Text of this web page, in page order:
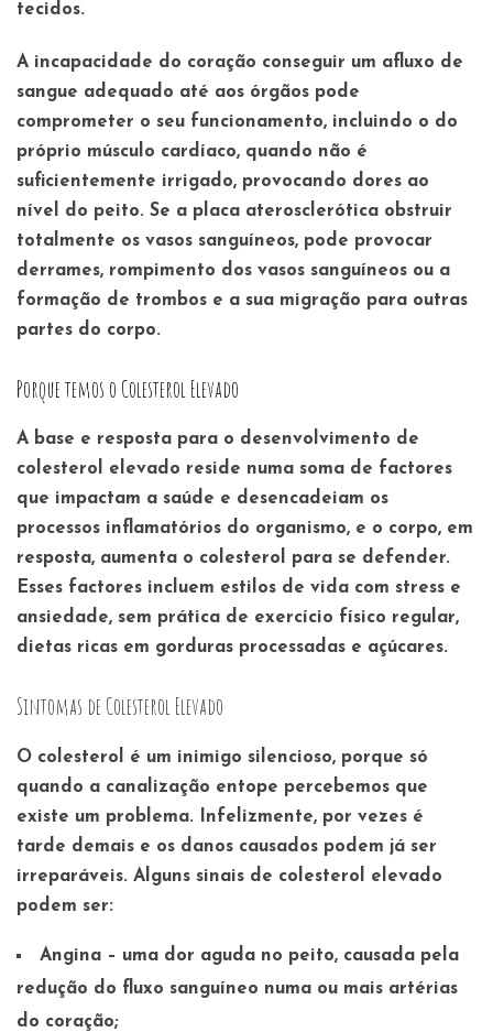
tecidos.
A incapacidade do coração conseguir um afluxo de
sangue adequado até aos órgãos pode
comprometer o seu funcionamento, incluindo o do
próprio músculo cardíaco, quando não é
suficientemente irrigado, provocando dores ao
nível do peito. Se a placa aterosclerótica obstruir
totalmente os vasos sanguíneos, pode provocar
derrames, rompimento dos vasos sanguíneos ou a
formação de trombos e a sua migração para outras
partes do corpo.
Porque temos o Colesterol Elevado
A base e resposta para o desenvolvimento de
colesterol elevado reside numa soma de factores
que impactam a saúde e desencadeiam os
processos inflamatórios do organismo, e o corpo, em
resposta, aumenta o colesterol para se defender.
Esses factores incluem estilos de vida com stress e
ansiedade, sem prática de exercício físico regular,
dietas ricas em gorduras processadas e açúcares.
Sintomas de Colesterol Elevado
O colesterol é um inimigo silencioso, porque só
quando a canalização entope percebemos que
existe um problema. Infelizmente, por vezes é
tarde demais e os danos causados podem já ser
irreparáveis. Alguns sinais de colesterol elevado
podem ser:
Angina – uma dor aguda no peito, causada pela
redução do fluxo sanguíneo numa ou mais artérias
do coração;